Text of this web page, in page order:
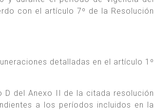
con el artículo 7º de la Resolución
detalladas en el artículo 1º
D del Anexo II de la citada resolución
a los períodos incluidos en la